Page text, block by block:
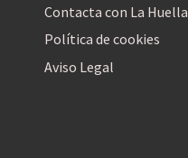
Contacta con La Huella
Política de cookies
Aviso Legal